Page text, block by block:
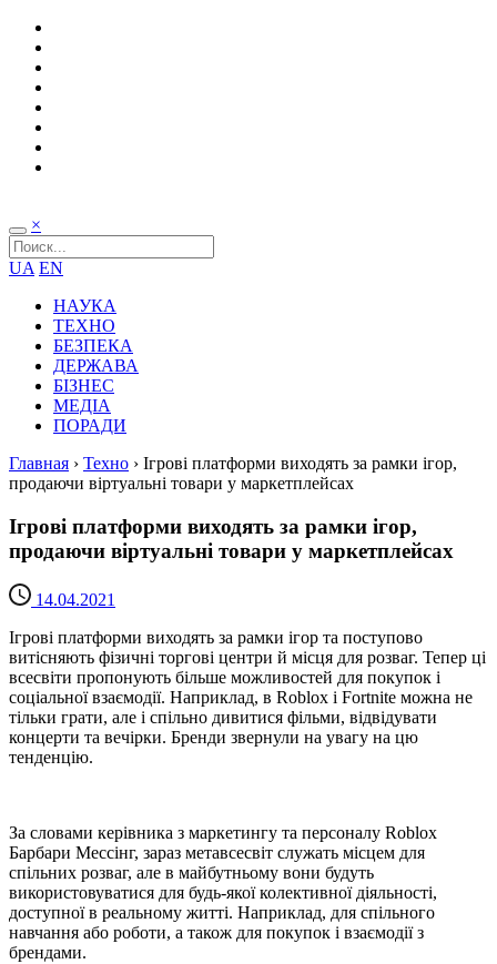
×
UA EN
НАУКА
ТЕХНО
БЕЗПЕКА
ДЕРЖАВА
БІЗНЕС
МЕДІА
ПОРАДИ
Главная › Техно › Ігрові платформи виходять за рамки ігор,
продаючи віртуальні товари у маркетплейсах
Ігрові платформи виходять за рамки ігор,
продаючи віртуальні товари у маркетплейсах
14.04.2021
Ігрові платформи виходять за рамки ігор та поступово
витісняють фізичні торгові центри й місця для розваг. Тепер ці
всесвіти пропонують більше можливостей для покупок і
соціальної взаємодії. Наприклад, в Roblox і Fortnite можна не
тільки грати, але і спільно дивитися фільми, відвідувати
концерти та вечірки. Бренди звернули на увагу на цю
тенденцію.
За словами керівника з маркетингу та персоналу Roblox
Барбари Мессінг, зараз метавсесвіт служать місцем для
спільних розваг, але в майбутньому вони будуть
використовуватися для будь-якої колективної діяльності,
доступної в реальному житті. Наприклад, для спільного
навчання або роботи, а також для покупок і взаємодії з
брендами.